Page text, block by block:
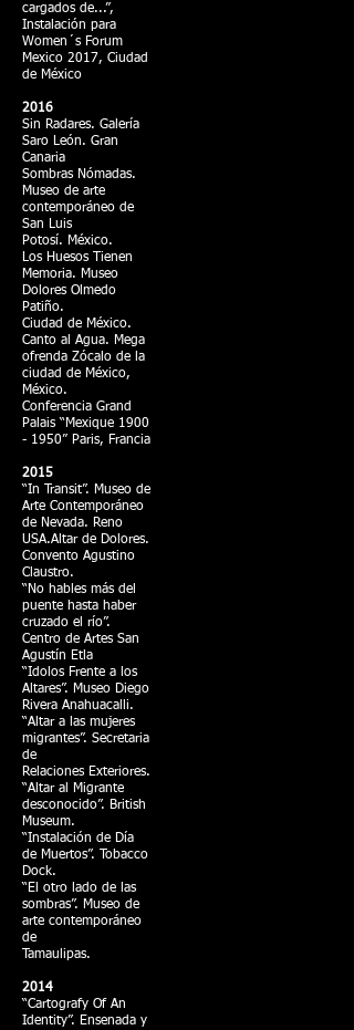
cargados de...”,
Instalación para
Women´s Forum
Mexico 2017, Ciudad
de México
2016
Sin Radares. Galería
Saro León. Gran
Canaria
Sombras Nómadas.
Museo de arte
contemporáneo de
San Luis
Potosí. México.
Los Huesos Tienen
Memoria. Museo
Dolores Olmedo
Patiño.
Ciudad de México.
Canto al Agua. Mega
ofrenda Zócalo de la
ciudad de México,
México.
Conferencia Grand
Palais “Mexique 1900
- 1950” Paris, Francia
2015
“In Transit”. Museo de
Arte Contemporáneo
de Nevada. Reno
USA.Altar de Dolores.
Convento Agustino
Claustro.
“No hables más del
puente hasta haber
cruzado el río”.
Centro de Artes San
Agustín Etla
“Idolos Frente a los
Altares”. Museo Diego
Rivera Anahuacalli.
“Altar a las mujeres
migrantes”. Secretaria
de
Relaciones Exteriores.
“Altar al Migrante
desconocido”. British
Museum.
“Instalación de Día
de Muertos”. Tobacco
Dock.
“El otro lado de las
sombras”. Museo de
arte contemporáneo
de
Tamaulipas.
2014
“Cartografy Of An
Identity”. Ensenada y